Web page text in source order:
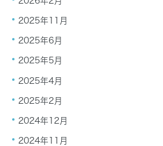
2025年11月
2025年6月
2025年5月
2025年4月
2025年2月
2024年12月
2024年11月